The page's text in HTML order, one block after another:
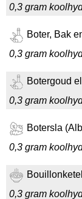
0,3 gram
Boter, Bak
0,3 gram
Botergoud
0,3 gram
Botersla
0,3 gram
0,3 gram